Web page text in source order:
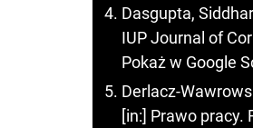
Dasgupta,
IUP Journal of
Pokaż w Google
Derlacz-
[in:] Prawo